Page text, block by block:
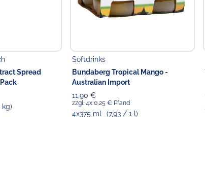
Spread
kg)
Softdrinks
Bundaberg Tropical Mango -
Australian Import
11,90 €
zzgl. 4x 0,25 € Pfand
4x375 ml (7,93 / 1 l)